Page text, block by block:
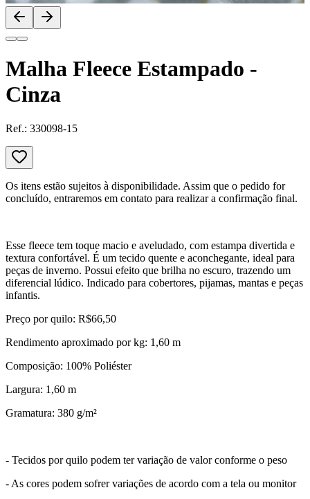
Malha Fleece Estampado -
Cinza
Ref.: 330098-15
Os itens estão sujeitos à disponibilidade. Assim que o pedido for
concluído, entraremos em contato para realizar a confirmação final.
Esse fleece tem toque macio e aveludado, com estampa divertida e
textura confortável. É um tecido quente e aconchegante, ideal para
peças de inverno. Possui efeito que brilha no escuro, trazendo um
diferencial lúdico. Indicado para cobertores, pijamas, mantas e peças
infantis.
Preço por quilo: R$66,50
Rendimento aproximado por kg: 1,60 m
Composição: 100% Poliéster
Largura: 1,60 m
Gramatura: 380 g/m²
- Tecidos por quilo podem ter variação de valor conforme o peso
- As cores podem sofrer variações de acordo com a tela ou monitor